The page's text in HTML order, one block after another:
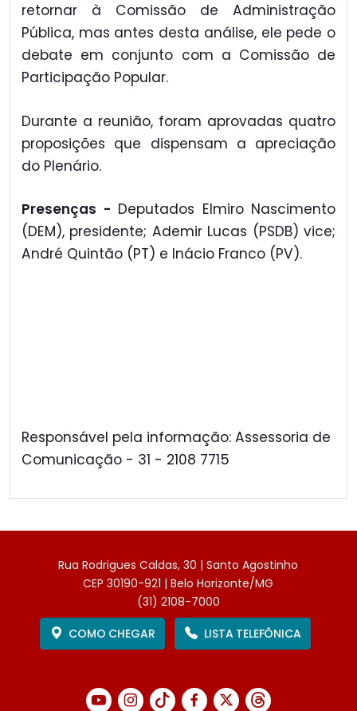
retornar à Comissão de Administração
Pública, mas antes desta análise, ele pede o
debate em conjunto com a Comissão de
Participação Popular.
Durante a reunião, foram aprovadas quatro
proposições que dispensam a apreciação
do Plenário.
Presenças - Deputados Elmiro Nascimento
(DEM), presidente; Ademir Lucas (PSDB) vice;
André Quintão (PT) e Inácio Franco (PV).
Responsável pela informação: Assessoria de
Comunicação - 31 - 2108 7715
Rua Rodrigues Caldas, 30 | Santo Agostinho
CEP 30190-921 | Belo Horizonte/MG
(31) 2108-7000
COMO CHEGAR
LISTA TELEFÔNICA